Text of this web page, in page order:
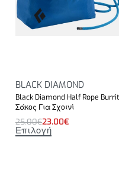
BLACK DIAMOND
Black Diamond Half Rope
Σάκος Για Σχοινί
25.00€23.00€
Επιλογή